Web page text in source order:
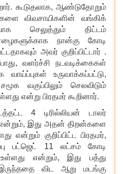
கூடுதலாக, ஆண்டுதோறும்
விவசாயிகளின் வங்கிக்
செலுத்தும் திட்டம்
நான்கு கோடி
அவர் குறிப்பிட்டார் .
வளர்ச்சி நடவடிக்கைகள்
வாய்ப்புகள் உருவாக்கப்பட்டு,
வகுப்பிலும் செலவிடும்
என்று பிரதமர் கூறினார்.
4 டிரில்லியன் டாலர்
, இது அதன் திறன்களை
என்றும் குறிப்பிட்ட பிரதமர்,
பட்ஜெட் 11 லட்சம் கோடி
உள்ளது என்றும், இது பத்து
விட ஆறு மடங்கு